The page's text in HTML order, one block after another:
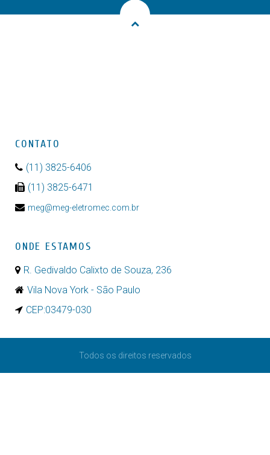
CONTATO
(11) 3825-6406
(11) 3825-6471
meg@meg-eletromec.com.br
ONDE ESTAMOS
R. Gedivaldo Calixto de Souza, 236
Vila Nova York - São Paulo
CEP:03479-030
Todos os direitos reservados